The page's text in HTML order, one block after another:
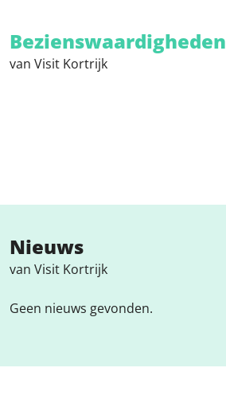
Bezienswaardigheden
van Visit Kortrijk
Nieuws
van Visit Kortrijk
Geen nieuws gevonden.